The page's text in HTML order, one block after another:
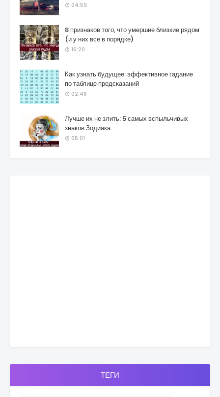
04:59
8 признаков того, что умершие близкие рядом
(и у них все в порядке)
16:20
Как узнать будущее: эффективное гадание
по таблице предсказаний
02:46
Лучше их не злить: 5 самых вспыльчивых
знаков Зодиака
05:01
ТЕГИ